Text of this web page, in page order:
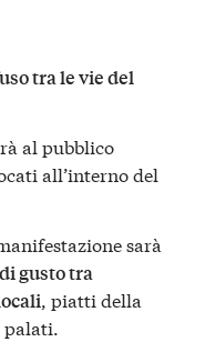
tra le vie del
al pubblico
all’interno del
sarà
gusto tra
, piatti della